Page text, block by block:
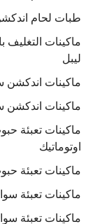
طبات لحام
ليبل
ماكينات اندكشن
ماكينات اندكشن
ماكينات تعبئة
اوتوماتيك
ماكينات تعبئة
ماكينات تعبئة
ماكينات تعبئة